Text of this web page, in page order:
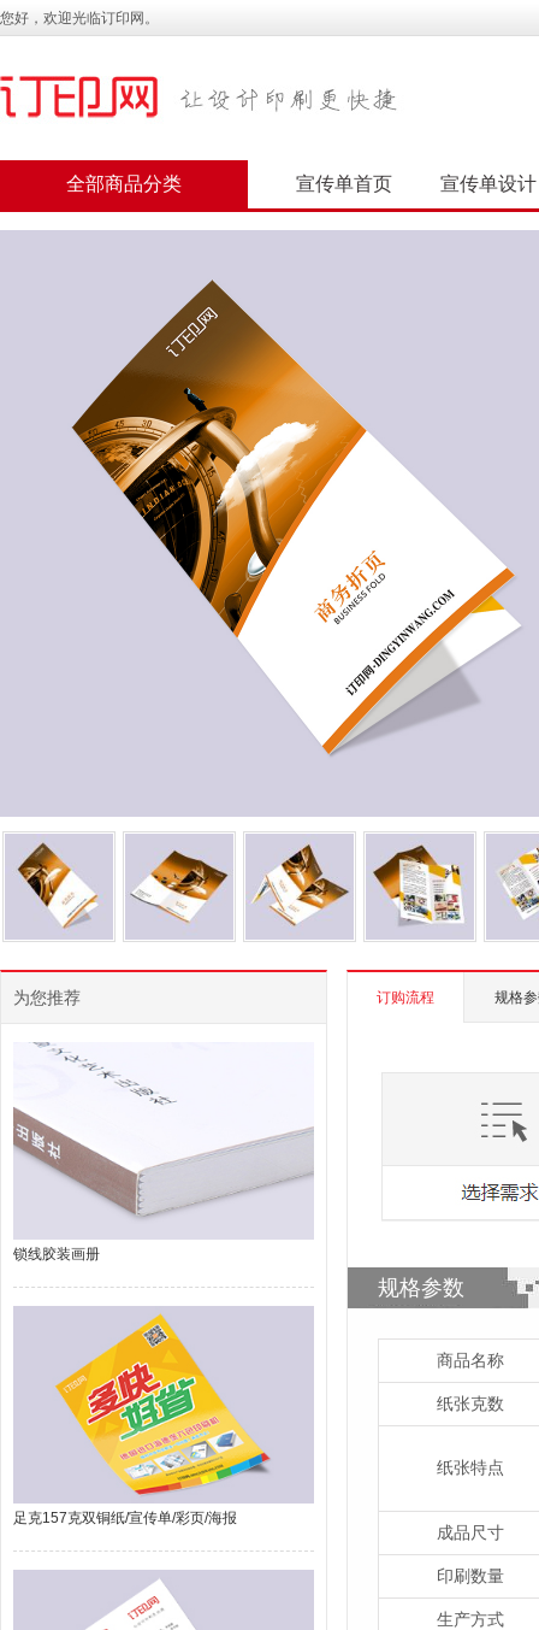
您好，欢迎光临订印网。
全部商品分类 宣传单首页 宣传单设计
为您推荐
锁线胶装画册
足克157克双铜纸/宣传单/彩页/海报
订购流程 规格
规格参数
商品名称
纸张克数
纸张特点
成品尺寸
印刷数量
生产方式